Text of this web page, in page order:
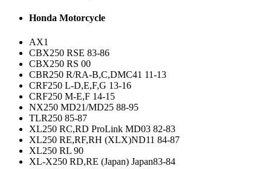
Honda Motorcycle
AX1
CBX250 RSE 83-86
CBX250 RS 00
CBR250 R/RA-B,C,DMC41 11-13
CRF250 L-D,E,F,G 13-16
CRF250 M-E,F 14-15
NX250 MD21/MD25 88-95
TLR250 85-87
XL250 RC,RD ProLink MD03 82-83
XL250 RE,RF,RH (XLX)ND11 84-87
XL250 RL 90
XL-X250 RD,RE (Japan) Japan83-84